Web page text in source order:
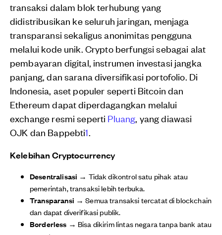
transaksi dalam blok terhubung yang
didistribusikan ke seluruh jaringan, menjaga
transparansi sekaligus anonimitas pengguna
melalui kode unik. Crypto berfungsi sebagai alat
pembayaran digital, instrumen investasi jangka
panjang, dan sarana diversifikasi portofolio. Di
Indonesia, aset populer seperti Bitcoin dan
Ethereum dapat diperdagangkan melalui
exchange resmi seperti Pluang, yang diawasi
OJK dan Bappebti1.
Kelebihan Cryptocurrency
Desentralisasi → Tidak dikontrol satu pihak atau
pemerintah, transaksi lebih terbuka.
Transparansi → Semua transaksi tercatat di blockchain
dan dapat diverifikasi publik.
Borderless → Bisa dikirim lintas negara tanpa bank atau